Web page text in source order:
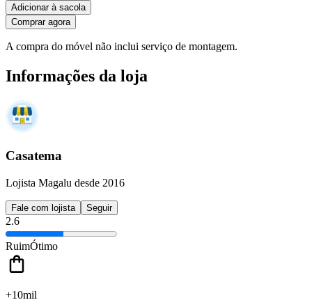
Adicionar à sacola
Comprar agora
A compra do móvel não inclui serviço de montagem.
Informações da loja
Casatema
Lojista Magalu desde 2016
Fale com lojista Seguir
2.6
RuimÓtimo
+10mil